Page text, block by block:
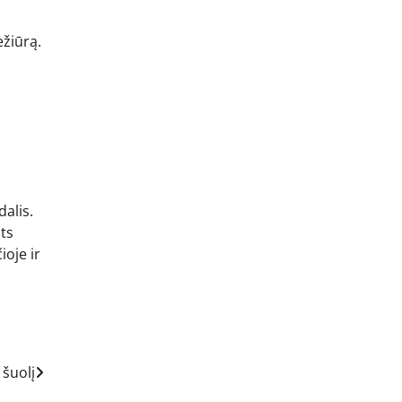
ir